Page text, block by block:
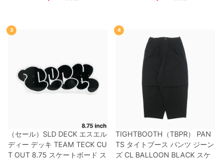
3
（セール） SLD DECK エスエル
ディー デッキ TEAM TECK CU
T OUT 8.75 スケートボード ス
4
TIGHTBOOTH（TBPR） PAN
TS タイトブース パンツ ジーン
ズ CL BALLOON BLACK スケ